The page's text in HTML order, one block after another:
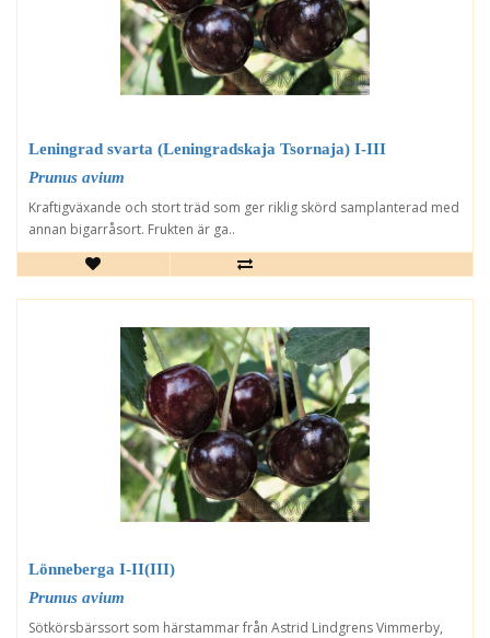
Leningrad svarta (Leningradskaja Tsornaja) I-III
Prunus avium
Kraftigväxande och stort träd som ger riklig skörd samplanterad med
annan bigarråsort. Frukten är ga..
Lönneberga I-II(III)
Prunus avium
Sötkörsbärssort som härstammar från Astrid Lindgrens Vimmerby,